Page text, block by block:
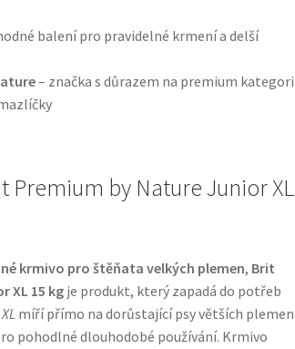
balení pro pravidelné krmení a delší
– značka s důrazem na premium
Premium by Nature Junior XL
krmivo pro štěňata velkých plemen, Brit
XL 15 kgje produkt, který zapadá do potřeb
XLmíří přímo na dorůstající psy větších plemen
pohodlné dlouhodobé používání. Krmivo